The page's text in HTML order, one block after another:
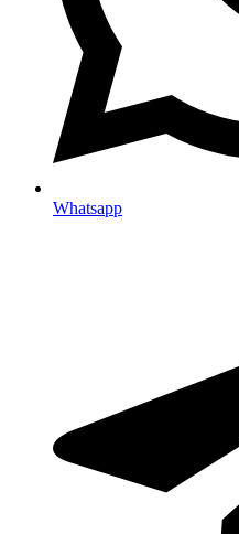
Whatsapp